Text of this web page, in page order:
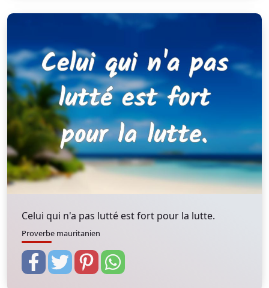
Celui qui n'a pas lutté est fort pour la lutte.
Proverbe mauritanien